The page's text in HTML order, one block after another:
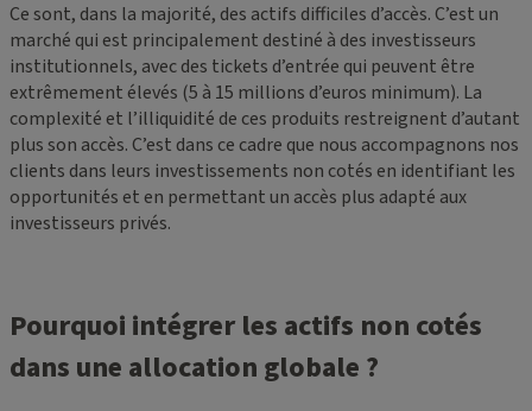
Ce sont, dans la majorité, des actifs difficiles d’accès. C’est un
marché qui est principalement destiné à des investisseurs
institutionnels, avec des tickets d’entrée qui peuvent être
extrêmement élevés (5 à 15 millions d’euros minimum). La
complexité et l’illiquidité de ces produits restreignent d’autant
plus son accès. C’est dans ce cadre que nous accompagnons nos
clients dans leurs investissements non cotés en identifiant les
opportunités et en permettant un accès plus adapté aux
investisseurs privés.
Pourquoi intégrer les actifs non cotés
dans une allocation globale ?